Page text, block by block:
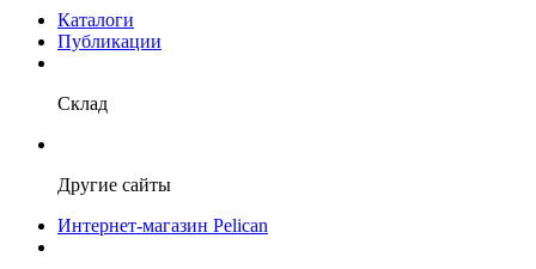
Каталоги
Публикации
Склад
Другие сайты
Интернет-магазин Pelican